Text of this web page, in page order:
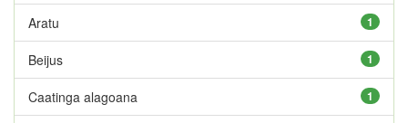
1
Aratu
1
Beijus
1
Caatinga alagoana